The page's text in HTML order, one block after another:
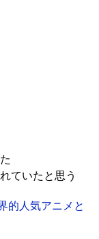
いたと思う
的人気アニメと